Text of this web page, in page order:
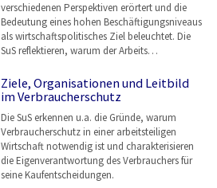
verschiedenen Perspektiven erörtert und die
Bedeutung eines hohen Beschäftigungsniveaus
als wirtschaftspolitisches Ziel beleuchtet. Die
SuS reflektieren, warum der Arbeits…
Ziele, Organisationen und Leitbild
im Verbraucherschutz
Die SuS erkennen u.a. die Gründe, warum
Verbraucherschutz in einer arbeitsteiligen
Wirtschaft notwendig ist und charakterisieren
die Eigenverantwortung des Verbrauchers für
seine Kaufentscheidungen.